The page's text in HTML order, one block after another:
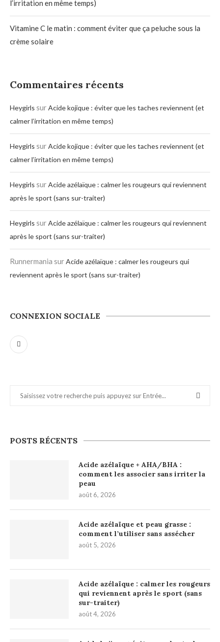
l’irritation en même temps)
Vitamine C le matin : comment éviter que ça peluche sous la
crème solaire
Commentaires récents
Heygirls surAcide kojique : éviter que les taches reviennent (et
calmer l’irritation en même temps)
Heygirls surAcide kojique : éviter que les taches reviennent (et
calmer l’irritation en même temps)
Heygirls surAcide azélaïque : calmer les rougeurs qui reviennent
après le sport (sans sur-traiter)
Heygirls surAcide azélaïque : calmer les rougeurs qui reviennent
après le sport (sans sur-traiter)
Runnermania surAcide azélaïque : calmer les rougeurs qui
reviennent après le sport (sans sur-traiter)
CONNEXION SOCIALE
POSTS RÉCENTS
Acide azélaïque + AHA/BHA :
comment les associer sans irriter la
peau
août 6, 2026
Acide azélaïque et peau grasse :
comment l’utiliser sans assécher
août 5, 2026
Acide azélaïque : calmer les rougeurs
qui reviennent après le sport (sans
sur-traiter)
août 4, 2026